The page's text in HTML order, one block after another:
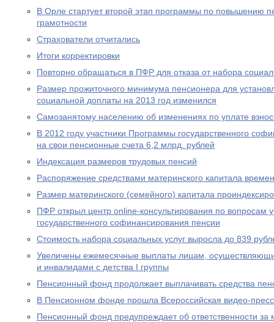
В Орле стартует второй этап программы по повышению
грамотности
Страхователи отчитались
Итоги корректировки
Повторно обращаться в ПФР для отказа от набора
Размер прожиточного минимума пенсионера для
социальной доплаты на 2013 год изменился
Самозанятому населению об изменениях по уплате
В 2012 году участники Программы государственного
на свои пенсионные счета 6,2 млрд. рублей
Индексация размеров трудовых пенсий
Распоряжение средствами материнского капитала
Размер материнского (семейного) капитала
ПФР открыл центр online-консультирования по вопросам
государственного софинансирования пенсии
Стоимость набора социальных услуг выросла до 839
Увеличены ежемесячные выплаты лицам,
и инвалидами с детства I группы
Пенсионный фонд продолжает выплачивать средства
В Пенсионном фонде прошла Всероссийская видео-
Пенсионный фонд предупреждает об ответственности